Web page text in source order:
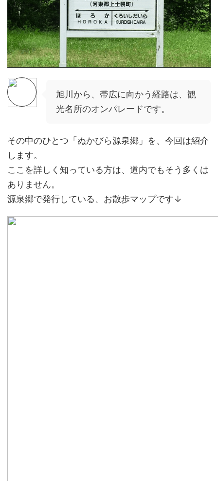
旭川から、帯広に向かう経路は、観
光名所のオンパレードです。
その中のひとつ「ぬかびら源泉郷」を、今回は紹介
します。
ここを詳しく知っている方は、道内でもそう多くは
ありません。
源泉郷で発行している、お散歩マップです↓